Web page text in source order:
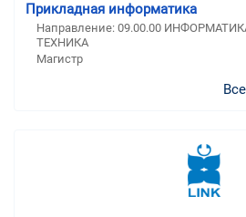
Прикладная информатика
Направление: 09.00.00
ТЕХНИКА
Магистр